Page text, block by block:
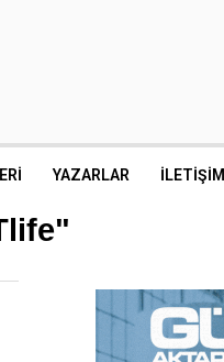
YAZARLAR İLETIŞIM